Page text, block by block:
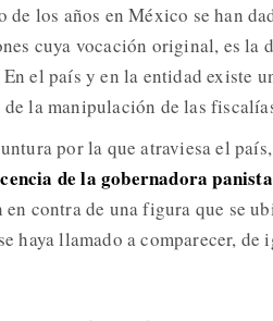
de los años en México se han
cuya vocación original, es la
el país y en la entidad existe
de la manipulación de las
por la que atraviesa el
de la gobernadora
contra de una figura que se
haya llamado a comparecer,